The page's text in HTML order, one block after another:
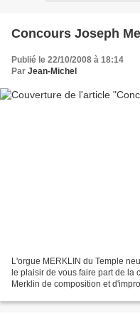
Concours Joseph
Publié le 22/10/2008 à 18:14
Par Jean-Michel
L'orgue MERKLIN du Temple
le plaisir de vous faire part de la
Merklin de composition et